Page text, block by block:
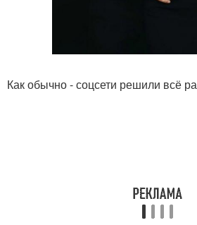
Как обычно - соцсети решили всё